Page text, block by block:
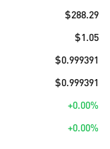
$288.29
$1.05
$0.999391
$0.999391
+0.00%
+0.00%